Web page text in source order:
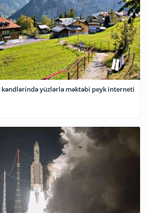
kəndlərində yüzlərlə məktəbi peyk interneti